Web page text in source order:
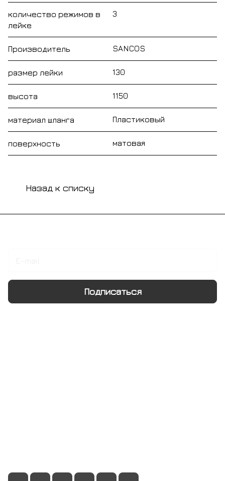
количество режимов в
лейке
3
Производитель SANCOS
размер лейки 130
высота 1150
материал шланга Пластиковый
поверхность матовая
Назад к списку
Подписаться